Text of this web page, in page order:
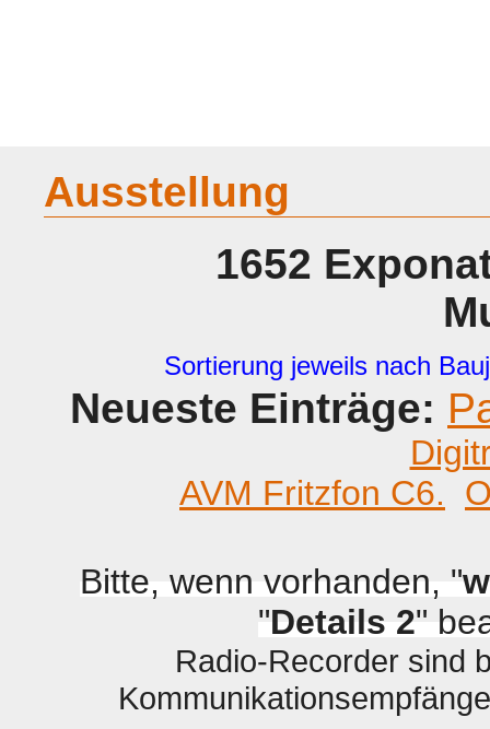
Ausstellung
1652
Sortierung jeweils nach
Neueste Einträge:
AVM Fritzfon C6.
Bitte, wenn vorhanden, "
"Details 2"
Radio-Recorder sind